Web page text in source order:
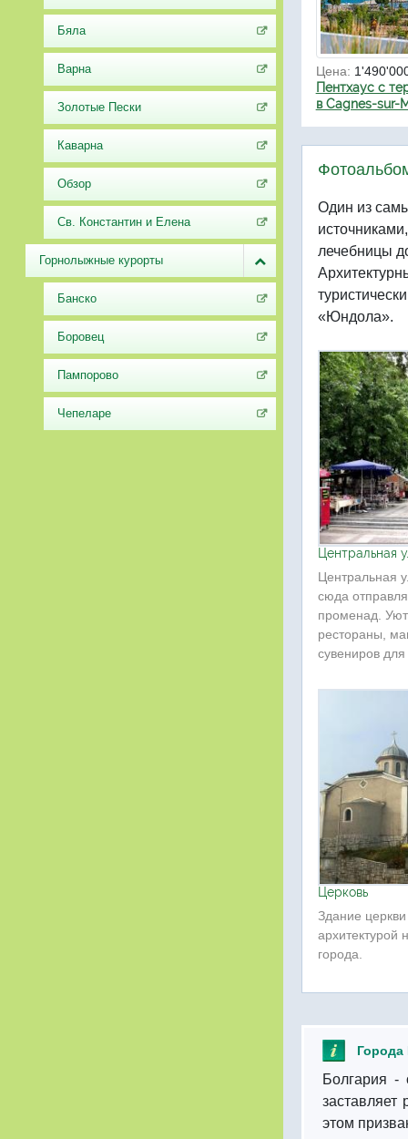
Бяла
Варна
Золотые Пески
Каварна
Обзор
Св. Константин и Елена
Горнолыжные курорты
Банско
Боровец
Пампорово
Чепеларе
Цена:
Пентхаус с
в Cagnes-sur-
Один из
лечебницы
«Юндола».
Центральная
Центральная
сюда
променад.
рестораны,
сувениров
Церковь
Здание
архитектурой
города.
Города
Болгария -
этом